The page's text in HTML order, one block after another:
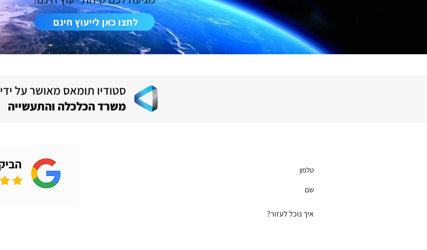
לחצו כאן לייעוץ חינם
סטודיו תומאס מאושר על ידי
משרד הכלכלה והתעשייה